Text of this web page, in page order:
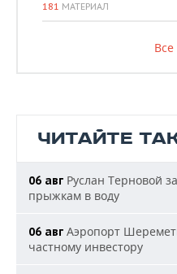
181 МАТЕРИАЛ
ЧИТАЙТЕ
06 авг Руслан Терновой
прыжкам в воду
06 авг Аэропорт
частному инвестору